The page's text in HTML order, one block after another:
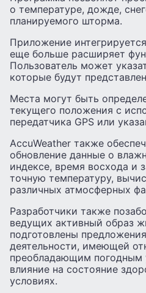
о температуре, дожде,
планируемого шторма.
Приложение
еще больше расширяет
Пользователь может
которые будут
Места могут быть
текущего положения с
передатчика GPS или
AccuWeather также
обновление данные о
индексе, время восхода и
точную температуру,
различных атмосферных
Разработчики также
ведущих активный образ
подготовлены
деятельности, имеющей
преобладающим погодным
влияние на состояние
условиях.